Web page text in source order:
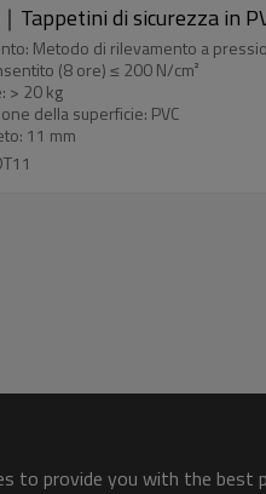
Tappetini di sicurezza in
Metodo di rilevamento a
(8 ore) ≤ 200 N/cm²
> 20 kg
della superficie: PVC
11 mm
to provide you with the best